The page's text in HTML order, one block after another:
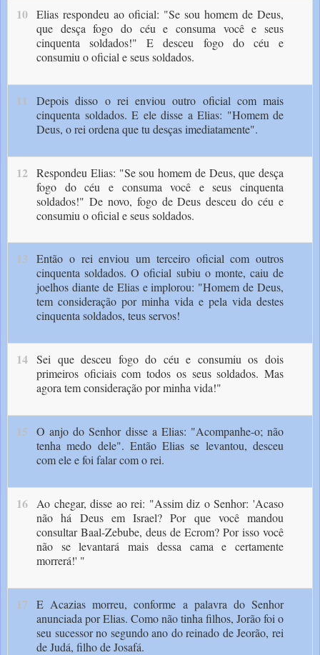
10 Elias respondeu ao oficial: "Se sou homem de Deus,
que desça fogo do céu e consuma você e seus
cinquenta soldados!" E desceu fogo do céu e
consumiu o oficial e seus soldados.
11
Depois disso o rei enviou outro oficial com mais
cinquenta soldados. E ele disse a Elias: "Homem de
Deus, o rei ordena que tu desças imediatamente".
12 Respondeu Elias: "Se sou homem de Deus, que desça
fogo do céu e consuma você e seus cinquenta
soldados!" De novo, fogo de Deus desceu do céu e
consumiu o oficial e seus soldados.
13
Então o rei enviou um terceiro oficial com outros
cinquenta soldados. O oficial subiu o monte, caiu de
joelhos diante de Elias e implorou: "Homem de Deus,
tem consideração por minha vida e pela vida destes
cinquenta soldados, teus servos!
14 Sei que desceu fogo do céu e consumiu os dois
primeiros oficiais com todos os seus soldados. Mas
agora tem consideração por minha vida!"
15
O anjo do Senhor disse a Elias: "Acompanhe-o; não
tenha medo dele". Então Elias se levantou, desceu
com ele e foi falar com o rei.
16
Ao chegar, disse ao rei: "Assim diz o Senhor: 'Acaso
não há Deus em Israel? Por que você mandou
consultar Baal-Zebube, deus de Ecrom? Por isso você
não se levantará mais dessa cama e certamente
morrerá!' "
17
E Acazias morreu, conforme a palavra do Senhor
anunciada por Elias. Como não tinha filhos, Jorão foi o
seu sucessor no segundo ano do reinado de Jeorão, rei
de Judá, filho de Josafá.